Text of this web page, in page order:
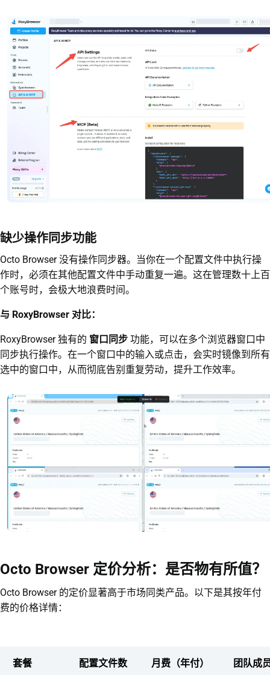
缺少操作同步功能
Octo Browser 没有操作同步器。当你在一个配置文件中执行操
作时，必须在其他配置文件中手动重复一遍。这在管理数十上百
个账号时，会极大地浪费时间。
与 RoxyBrowser 对比：
RoxyBrowser 独有的 窗口同步 功能，可以在多个浏览器窗口中
同步执行操作。在一个窗口中的输入或点击，会实时镜像到所有
选中的窗口中，从而彻底告别重复劳动，提升工作效率。
Octo Browser 定价分析：是否物有所值？
Octo Browser 的定价显著高于市场同类产品。以下是其按年付
费的价格详情：
套餐 配置文件数 月费（年付） 团队成